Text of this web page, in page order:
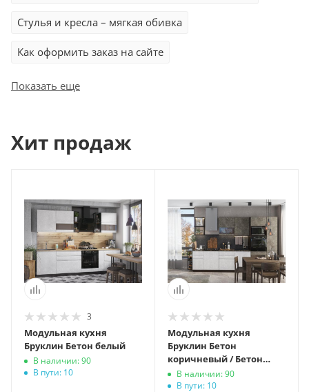
Стулья и кресла – мягкая обивка
Как оформить заказ на сайте
Показать еще
Хит продаж
3
Модульная кухня
Бруклин Бетон белый
В наличии: 90
В пути: 10
Модульная кухня
Бруклин Бетон
коричневый / Бетон
белый
В наличии: 90
В пути: 10